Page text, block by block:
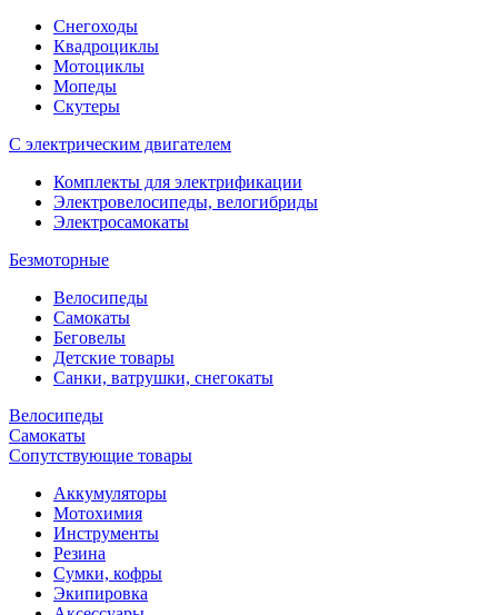
Снегоходы
Квадроциклы
Мотоциклы
Мопеды
Скутеры
С электрическим двигателем
Комплекты для электрификации
Электровелосипеды, велогибриды
Электросамокаты
Безмоторные
Велосипеды
Самокаты
Беговелы
Детские товары
Санки, ватрушки, снегокаты
Велосипеды
Самокаты
Сопутствующие товары
Аккумуляторы
Мотохимия
Инструменты
Резина
Сумки, кофры
Экипировка